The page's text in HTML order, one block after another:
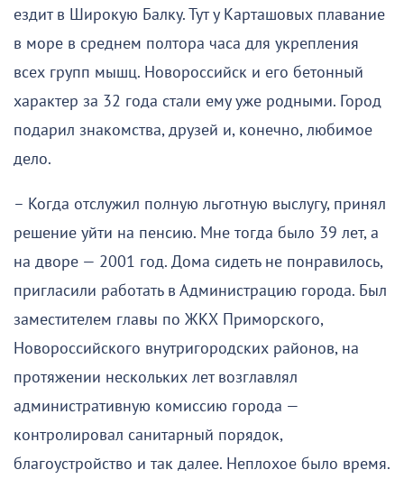
ездит в Широкую Балку. Тут у Карташовых плавание
в море в среднем полтора часа для укрепления
всех групп мышц. Новороссийск и его бетонный
характер за 32 года стали ему уже родными. Город
подарил знакомства, друзей и, конечно, любимое
дело.
– Когда отслужил полную льготную выслугу, принял
решение уйти на пенсию. Мне тогда было 39 лет, а
на дворе — 2001 год. Дома сидеть не понравилось,
пригласили работать в Администрацию города. Был
заместителем главы по ЖКХ Приморского,
Новороссийского внутригородских районов, на
протяжении нескольких лет возглавлял
административную комиссию города —
контролировал санитарный порядок,
благоустройство и так далее. Неплохое было время.